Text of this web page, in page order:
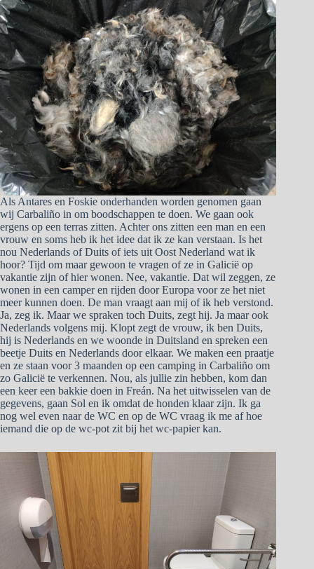
Als Antares en Foskie onderhanden worden genomen gaan
wij Carbaliño in om boodschappen te doen. We gaan ook
ergens op een terras zitten. Achter ons zitten een man en een
vrouw en soms heb ik het idee dat ik ze kan verstaan. Is het
nou Nederlands of Duits of iets uit Oost Nederland wat ik
hoor? Tijd om maar gewoon te vragen of ze in Galicië op
vakantie zijn of hier wonen. Nee, vakantie. Dat wil zeggen, ze
wonen in een camper en rijden door Europa voor ze het niet
meer kunnen doen. De man vraagt aan mij of ik heb verstond.
Ja, zeg ik. Maar we spraken toch Duits, zegt hij. Ja maar ook
Nederlands volgens mij. Klopt zegt de vrouw, ik ben Duits,
hij is Nederlands en we woonde in Duitsland en spreken een
beetje Duits en Nederlands door elkaar. We maken een praatje
en ze staan voor 3 maanden op een camping in Carbaliño om
zo Galicië te verkennen. Nou, als jullie zin hebben, kom dan
een keer een bakkie doen in Freán. Na het uitwisselen van de
gegevens, gaan Sol en ik omdat de honden klaar zijn. Ik ga
nog wel even naar de WC en op de WC vraag ik me af hoe
iemand die op de wc-pot zit bij het wc-papier kan.